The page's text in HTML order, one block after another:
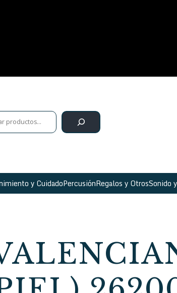
y CuidadoPercusiónRegalos y OtrosSonido